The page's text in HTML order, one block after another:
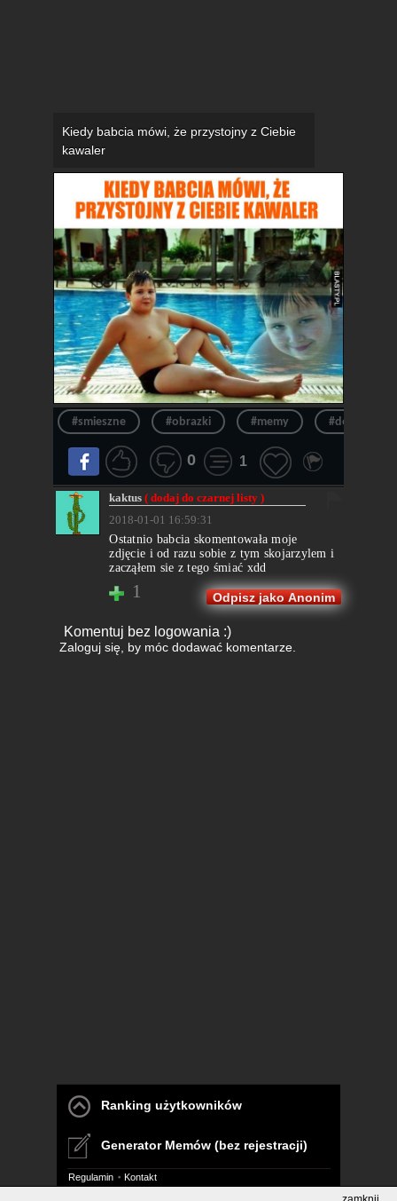
Kiedy babcia mówi, że przystojny z Ciebie
kawaler
#smieszne #obrazki #memy #demoty
0 1
kaktus( dodaj do czarnej listy )
2018-01-01 16:59:31
Ostatnio babcia skomentowała moje
zdjęcie i od razu sobie z tym skojarzylem i
zacząłem sie z tego śmiać xdd
1 Odpisz jako Anonim
Komentuj bez logowania :)
Zaloguj się, by móc dodawać komentarze.
Ranking użytkowników
Generator Memów (bez rejestracji)
Regulamin Kontakt